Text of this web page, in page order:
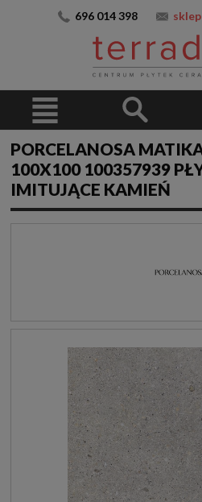
696 014 398
PORCELANOSA
100X100 100357939
IMITUJĄCE KAMIEŃ